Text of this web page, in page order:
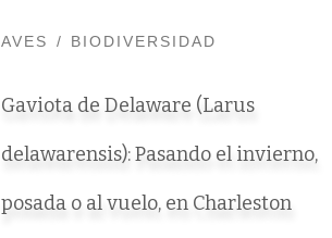
AVES BIODIVERSIDAD
Gaviota de Delaware (Larus
delawarensis): Pasando el invierno,
posada o al vuelo, en Charleston